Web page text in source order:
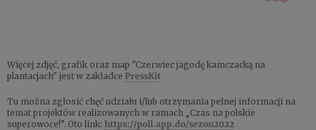
Więcej zdjęć, grafik oraz map "Czerwiec jagodę kamczacką na
plantacjach" jest w zakładce PressKit
Tu można zgłosić chęć udziału i/lub otrzymania pełnej informacji na
temat projektów realizowanych w ramach „Czas na polskie
superowoce!”. Oto link: https://poll.app.do/sezon2022